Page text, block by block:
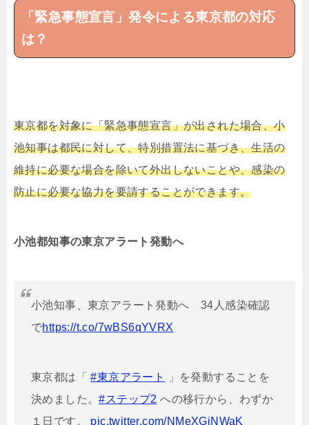
「緊急事態宣言」発令による東京都の対応
は？
東京都を対象に「緊急事態宣言」が出された場合、小
池知事は都民に対して、特別措置法に基づき、生活の
維持に必要な場合を除いて外出しないことや、感染の
防止に必要な協力を要請することができます。
小池都知事の東京アラート発動へ
小池知事、東京アラート発動へ 34人感染確認
でhttps://t.co/7wBS6qYVRX
東京都は「#東京アラート
」を発動することを
決めました。#ステップ2 への移行から、わずか
１日です。 pic.twitter.com/NMeXGjNWaK